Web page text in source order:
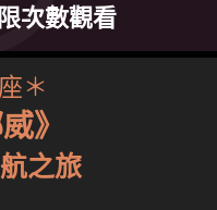
次數觀看
＊
》
之旅